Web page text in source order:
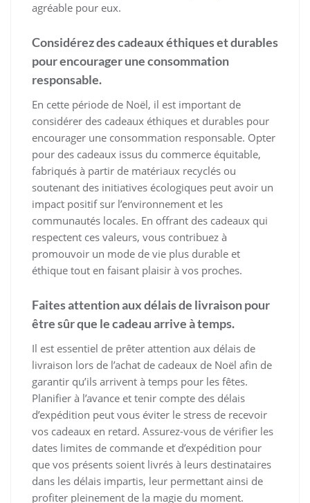
agréable pour eux.
Considérez des cadeaux éthiques et durables
pour encourager une consommation
responsable.
En cette période de Noël, il est important de
considérer des cadeaux éthiques et durables pour
encourager une consommation responsable. Opter
pour des cadeaux issus du commerce équitable,
fabriqués à partir de matériaux recyclés ou
soutenant des initiatives écologiques peut avoir un
impact positif sur l’environnement et les
communautés locales. En offrant des cadeaux qui
respectent ces valeurs, vous contribuez à
promouvoir un mode de vie plus durable et
éthique tout en faisant plaisir à vos proches.
Faites attention aux délais de livraison pour
être sûr que le cadeau arrive à temps.
Il est essentiel de prêter attention aux délais de
livraison lors de l’achat de cadeaux de Noël afin de
garantir qu’ils arrivent à temps pour les fêtes.
Planifier à l’avance et tenir compte des délais
d’expédition peut vous éviter le stress de recevoir
vos cadeaux en retard. Assurez-vous de vérifier les
dates limites de commande et d’expédition pour
que vos présents soient livrés à leurs destinataires
dans les délais impartis, leur permettant ainsi de
profiter pleinement de la magie du moment.